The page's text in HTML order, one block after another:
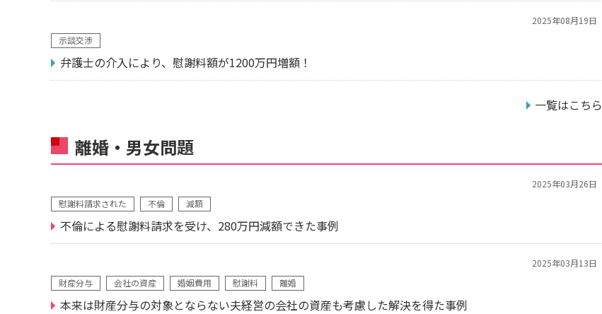
2025年08月19日
示談交渉
弁護士の介入により、慰謝料額が1200万円増額！
一覧はこちら
離婚・男女問題
2025年03月26日
慰謝料請求された
不倫 減額
不倫による慰謝料請求を受け、280万円減額できた事例
2025年03月13日
財産分与
会社の資産 婚姻費用 慰謝料 離婚
本来は財産分与の対象とならない夫経営の会社の資産も考慮した解決を得た事例